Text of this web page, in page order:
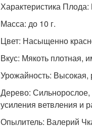
Характеристика
Масса: до 10 г.
Цвет: Насыщенно
Вкус: Мякоть плотная,
Урожайность: Высокая,
Дерево: Сильнорослое,
усиления ветвления и
Опылитель: Валерий